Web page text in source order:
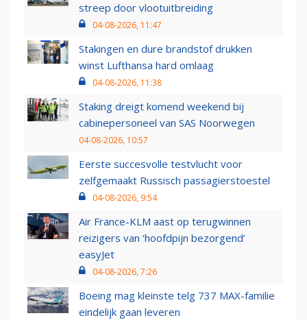
streep door vlootuitbreiding
04-08-2026, 11:47
Stakingen en dure brandstof drukken
winst Lufthansa hard omlaag
04-08-2026, 11:38
Staking dreigt komend weekend bij
cabinepersoneel van SAS Noorwegen
04-08-2026, 10:57
Eerste succesvolle testvlucht voor
zelfgemaakt Russisch passagierstoestel
04-08-2026, 9:54
Air France-KLM aast op terugwinnen
reizigers van ‘hoofdpijn bezorgend’
easyJet
04-08-2026, 7:26
Boeing mag kleinste telg 737 MAX-familie
eindelijk gaan leveren